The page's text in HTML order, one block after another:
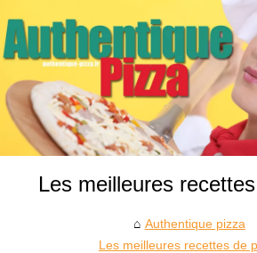
Les meilleures
Authentique pizza
Les meilleures recettes de